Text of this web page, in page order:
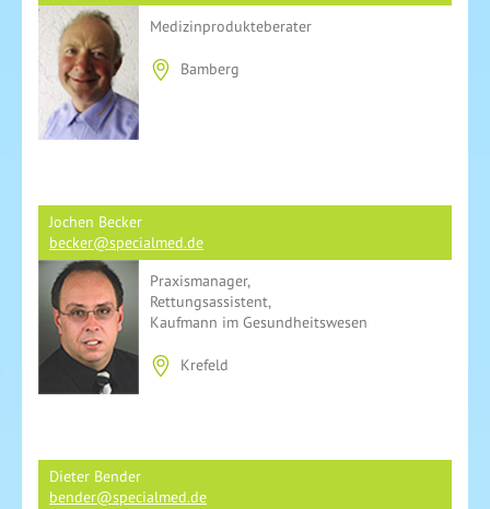
Medizinprodukteberater
Bamberg
Jochen Becker
becker@specialmed.de
Praxismanager,
Rettungsassistent,
Kaufmann im Gesundheitswesen
Krefeld
Dieter Bender
bender@specialmed.de